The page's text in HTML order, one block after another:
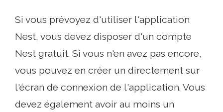
Si vous prévoyez d'utiliser l'application
Nest, vous devez disposer d'un compte
Nest gratuit. Si vous n'en avez pas encore,
vous pouvez en créer un directement sur
l'écran de connexion de l'application. Vous
devez également avoir au moins un